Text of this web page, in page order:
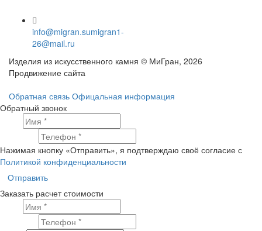
info@migran.sumigran1-
26@mail.ru
Изделия из искусственного камня © МиГран, 2026
Продвижение сайта
Обратная связь Офицальная информация
Обратный звонок
Нажимая кнопку «Отправить», я подтверждаю своё согласие с
Политикой конфиденциальности
Отправить
Заказать расчет стоимости